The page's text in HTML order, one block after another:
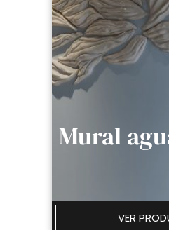
Mural
VER